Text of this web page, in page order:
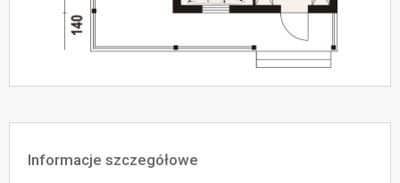
Informacje szczegółowe